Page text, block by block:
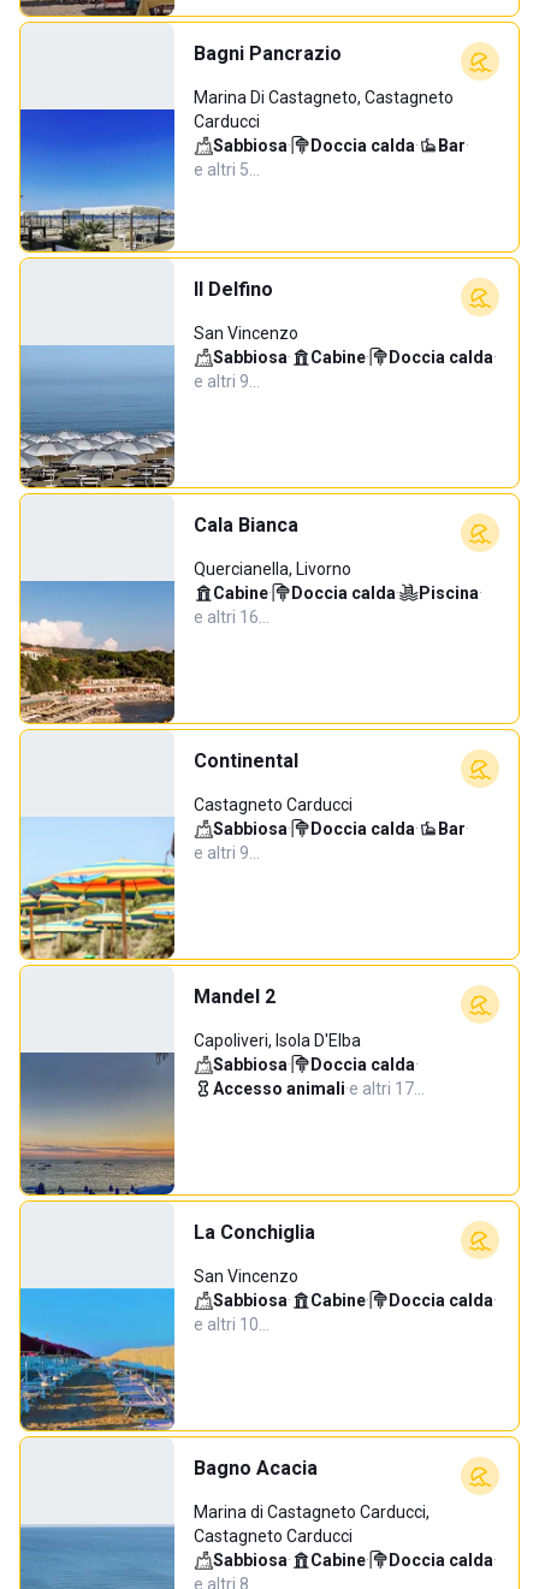
Bagni Pancrazio
Marina Di Castagneto, Castagneto
Carducci
Sabbiosa· Doccia calda· Bar·
e altri 5…
Il Delfino
San Vincenzo
Sabbiosa· Cabine· Doccia calda·
e altri 9…
Cala Bianca
Quercianella, Livorno
Cabine· Doccia calda· Piscina·
e altri 16…
Continental
Castagneto Carducci
Sabbiosa· Doccia calda· Bar·
e altri 9…
Mandel 2
Capoliveri, Isola D'Elba
Sabbiosa· Doccia calda·
Accesso animali·e altri 17…
La Conchiglia
San Vincenzo
Sabbiosa· Cabine· Doccia calda·
e altri 10…
Bagno Acacia
Marina di Castagneto Carducci,
Castagneto Carducci
Sabbiosa· Cabine· Doccia calda·
e altri 8…